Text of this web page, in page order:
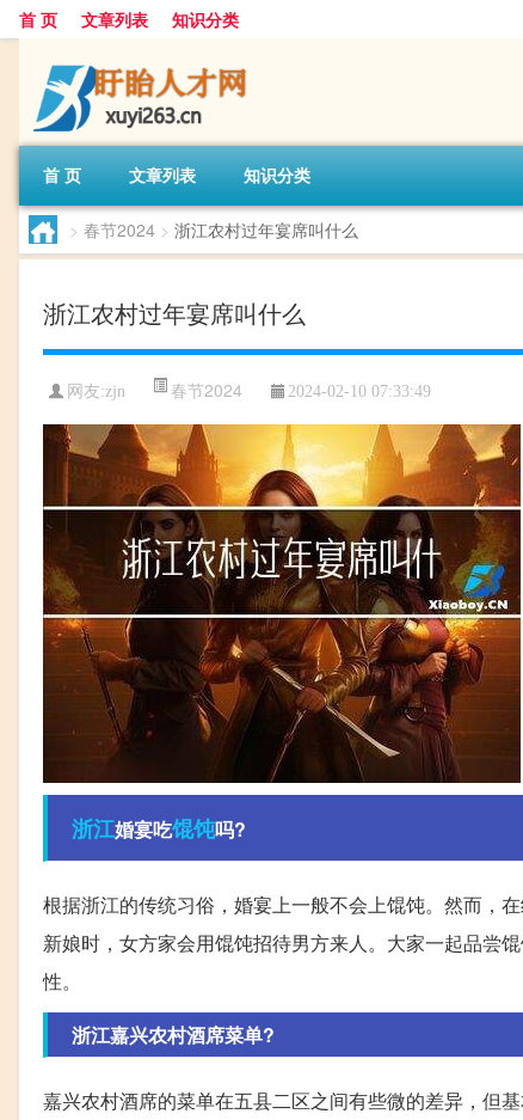
首 页 文章列表 知识分类
首 页 文章列表 知识分类
> 春节2024 > 浙江农村过年宴席叫什么
浙江农村过年宴席叫什么
网友:zjn 春节2024 2024-02-10 07:33:49
浙江婚宴吃馄饨吗?
根据浙江的传统习俗，婚宴上一般不会上馄饨。然而，
新娘时，女方家会用馄饨招待男方来人。大家一起品尝
性。
浙江嘉兴农村酒席菜单?
嘉兴农村酒席的菜单在五县二区之间有些微的差异，但